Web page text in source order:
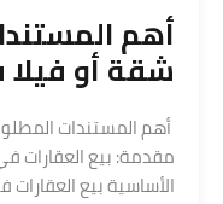
أهم
شقة أو
أهم المستندات
مقدمة: بيع العقارات
الأساسية بيع